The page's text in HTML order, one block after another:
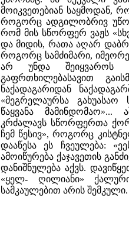
მოიკვეთებიან საყმოდან,
როგორც ადგილობრივ
რომ მის სწორფერ ვაჟს
და მიდის, რათა აღარ
როგორც სამძიმარი,
არ უნდა შეიყვაროს
გაფრთხილებასავით
ნაქადაგარიდან
«მეგრელაურსა
წაყვანა
კრძალავს სწორფერთა
ჩემ წესივ», როგორც
დააწესა ეს ჩვეულება:
ამოიწურება ქაჯავეთის
დანიშნულება აქვს.
«ყელ- ღილიანი»
სამკაულებით არის შემკული.